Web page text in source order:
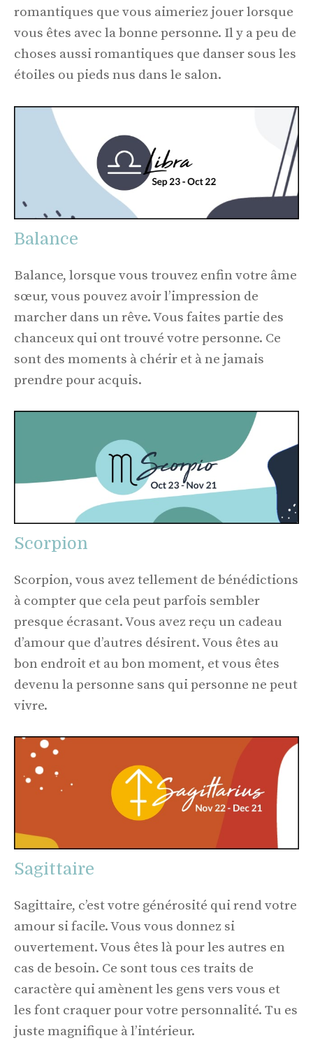
romantiques que vous aimeriez jouer lorsque
vous êtes avec la bonne personne. Il y a peu de
choses aussi romantiques que danser sous les
étoiles ou pieds nus dans le salon.
Balance
Balance, lorsque vous trouvez enfin votre âme
sœur, vous pouvez avoir l’impression de
marcher dans un rêve. Vous faites partie des
chanceux qui ont trouvé votre personne. Ce
sont des moments à chérir et à ne jamais
prendre pour acquis.
Scorpion
Scorpion, vous avez tellement de bénédictions
à compter que cela peut parfois sembler
presque écrasant. Vous avez reçu un cadeau
d’amour que d’autres désirent. Vous êtes au
bon endroit et au bon moment, et vous êtes
devenu la personne sans qui personne ne peut
vivre.
Sagittaire
Sagittaire, c’est votre générosité qui rend votre
amour si facile. Vous vous donnez si
ouvertement. Vous êtes là pour les autres en
cas de besoin. Ce sont tous ces traits de
caractère qui amènent les gens vers vous et
les font craquer pour votre personnalité. Tu es
juste magnifique à l’intérieur.